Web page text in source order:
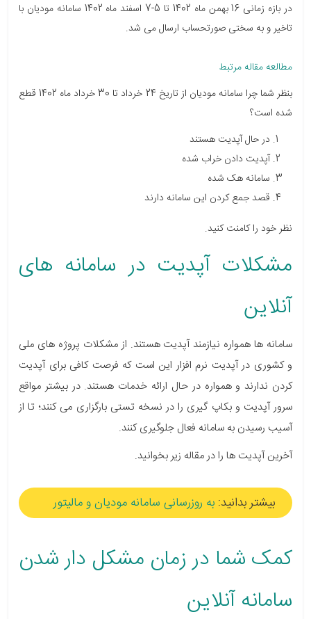
در بازه زمانی 16 بهمن ماه 1402 تا 5-7 اسفند ماه 1402 سامانه مودیان با
تاخیر و به سختی صورتحساب ارسال می شد.
مطالعه مقاله مرتبط
بنظر شما چرا سامانه مودیان از تاریخ 24 خرداد تا 30 خرداد ماه 1402 قطع
شده است؟
در حال آپدیت هستند
آپدیت دادن خراب شده
سامانه هک شده
قصد جمع کردن این سامانه دارند
نظر خود را کامنت کنید.
مشکلات آپدیت در سامانه های
آنلاین
سامانه ها همواره نیازمند آپدیت هستند. از مشکلات پروژه های ملی
و کشوری در آپدیت نرم افزار این است که فرصت کافی برای آپدیت
کردن ندارند و همواره در حال ارائه خدمات هستند. در بیشتر مواقع
سرور آپدیت و بکاپ گیری را در نسخه تستی بارگزاری می کنند؛ تا از
آسیب رسیدن به سامانه فعال جلوگیری کنند.
آخرین آپدیت ها را در مقاله زیر بخوانید.
بیشتر بدانید: به روزرسانی سامانه مودیان و مالیتور
کمک شما در زمان مشکل دار شدن
سامانه آنلاین